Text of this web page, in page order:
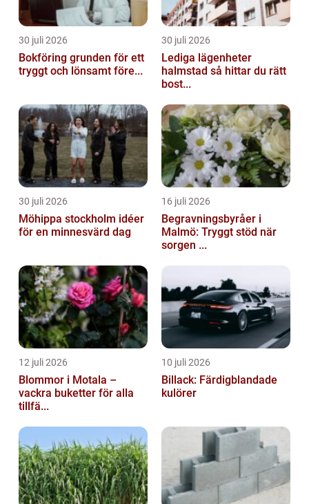
30 juli 2026
Bokföring grunden för ett
tryggt och lönsamt före...
30 juli 2026
Lediga lägenheter
halmstad så hittar du rätt
bost...
30 juli 2026
Möhippa stockholm idéer
för en minnesvärd dag
16 juli 2026
Begravningsbyråer i
Malmö: Tryggt stöd när
sorgen ...
12 juli 2026
Blommor i Motala –
vackra buketter för alla
tillfä...
10 juli 2026
Billack: Färdigblandade
kulörer